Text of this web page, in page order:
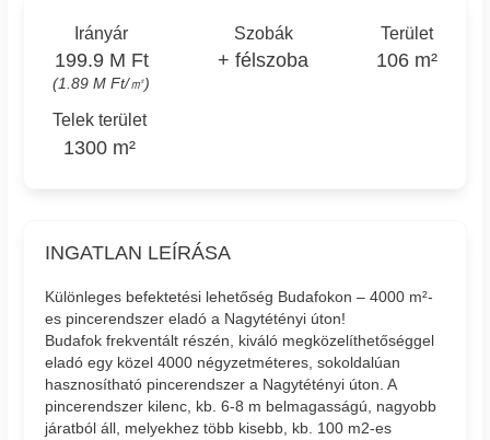
Irányár
199.9 M Ft
(1.89 M Ft/㎡)
Szobák
+ félszoba
Terület
106 m²
Telek terület
1300 m²
INGATLAN LEÍRÁSA
Különleges befektetési lehetőség Budafokon – 4000 m²-
es pincerendszer eladó a Nagytétényi úton!
Budafok frekventált részén, kiváló megközelíthetőséggel
eladó egy közel 4000 négyzetméteres, sokoldalúan
hasznosítható pincerendszer a Nagytétényi úton. A
pincerendszer kilenc, kb. 6-8 m belmagasságú, nagyobb
járatból áll, melyekhez több kisebb, kb. 100 m2-es